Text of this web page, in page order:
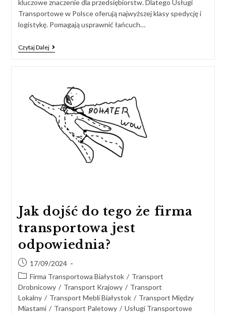
kluczowe znaczenie dla przedsiębiorstw. Dlatego Usługi
Transportowe w Polsce oferują najwyższej klasy spedycję i
logistykę. Pomagają usprawnić łańcuch…
Czytaj Dalej
Jak dojść do tego że firma
transportowa jest
odpowiednia?
17/09/2024
Firma Transportowa Białystok / Transport
Drobnicowy / Transport Krajowy / Transport
Lokalny / Transport Mebli Białystok / Transport Między
Miastami / Transport Paletowy / Usługi Transportowe